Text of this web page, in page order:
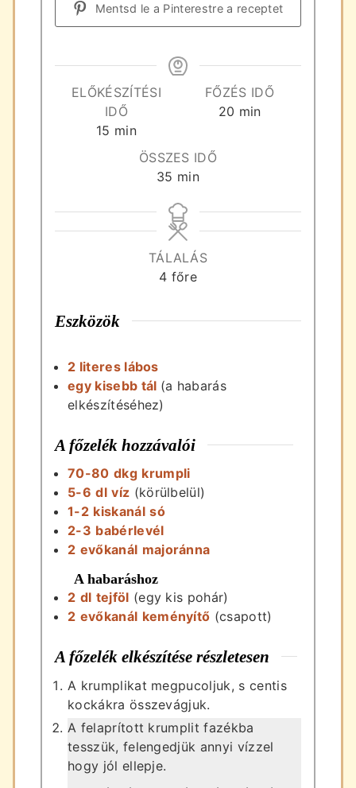
Mentsd le a Pinterestre a receptet
ELŐKÉSZÍTÉSI
IDŐ
15 perc
min
FŐZÉS IDŐ
20 perc
min
ÖSSZES IDŐ
35 perc
min
TÁLALÁS
4 főre
Eszközök
2 literes lábos
egy kisebb tál (a habarás
elkészítéséhez)
A főzelék hozzávalói
70-80 dkg krumpli
5-6 dl víz (körülbelül)
1-2 kiskanál só
2-3 babérlevél
2 evőkanál majoránna
A habaráshoz
2 dl tejföl (egy kis pohár)
2 evőkanál keményítő (csapott)
A főzelék elkészítése részletesen
A krumplikat megpucoljuk, s centis
kockákra összevágjuk.
A felaprított krumplit fazékba
tesszük, felengedjük annyi vízzel
hogy jól ellepje.